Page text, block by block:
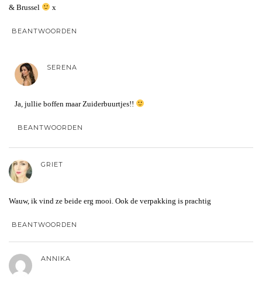
& Brussel
x
BEANTWOORDEN
SERENA
Ja, jullie boffen maar Zuiderbuurtjes!!
BEANTWOORDEN
GRIET
Wauw, ik vind ze beide erg mooi. Ook de verpakking is prachtig
BEANTWOORDEN
ANNIKA